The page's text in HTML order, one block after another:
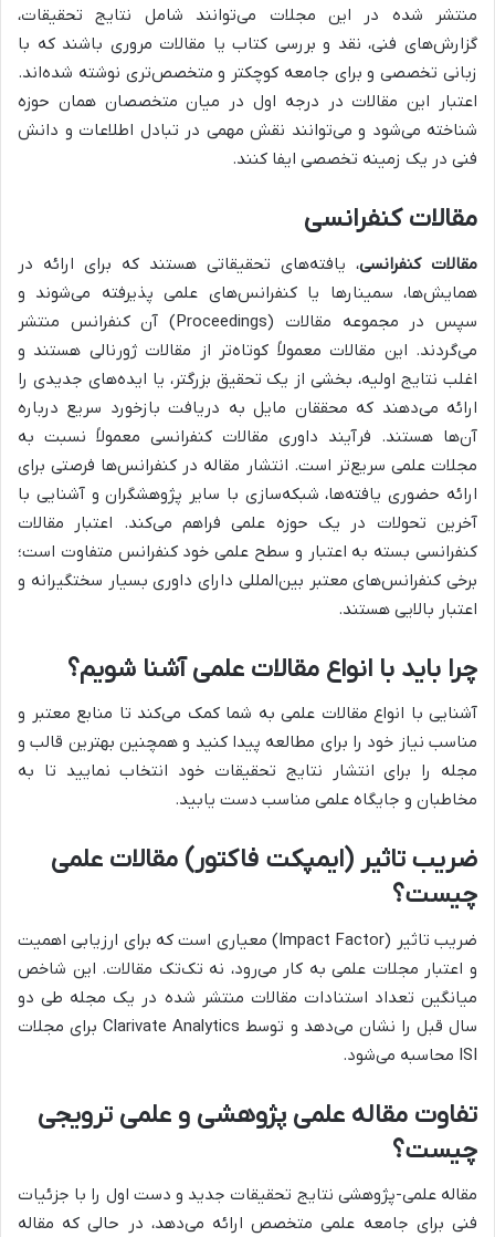
منتشر شده در این مجلات می‌توانند شامل نتایج تحقیقات،
گزارش‌های فنی، نقد و بررسی کتاب یا مقالات مروری باشند که با
زبانی تخصصی و برای جامعه کوچکتر و متخصص‌تری نوشته شده‌اند.
اعتبار این مقالات در درجه اول در میان متخصصان همان حوزه
شناخته می‌شود و می‌توانند نقش مهمی در تبادل اطلاعات و دانش
فنی در یک زمینه تخصصی ایفا کنند.
مقالات کنفرانسی
مقالات کنفرانسی، یافته‌های تحقیقاتی هستند که برای ارائه در
همایش‌ها، سمینارها یا کنفرانس‌های علمی پذیرفته می‌شوند و
سپس در مجموعه مقالات (Proceedings) آن کنفرانس منتشر
می‌گردند. این مقالات معمولاً کوتاه‌تر از مقالات ژورنالی هستند و
اغلب نتایج اولیه، بخشی از یک تحقیق بزرگتر، یا ایده‌های جدیدی را
ارائه می‌دهند که محققان مایل به دریافت بازخورد سریع درباره
آن‌ها هستند. فرآیند داوری مقالات کنفرانسی معمولاً نسبت به
مجلات علمی سریع‌تر است. انتشار مقاله در کنفرانس‌ها فرصتی برای
ارائه حضوری یافته‌ها، شبکه‌سازی با سایر پژوهشگران و آشنایی با
آخرین تحولات در یک حوزه علمی فراهم می‌کند. اعتبار مقالات
کنفرانسی بسته به اعتبار و سطح علمی خود کنفرانس متفاوت است؛
برخی کنفرانس‌های معتبر بین‌المللی دارای داوری بسیار سختگیرانه و
اعتبار بالایی هستند.
چرا باید با انواع مقالات علمی آشنا شویم؟
آشنایی با انواع مقالات علمی به شما کمک می‌کند تا منابع معتبر و
مناسب نیاز خود را برای مطالعه پیدا کنید و همچنین بهترین قالب و
مجله را برای انتشار نتایج تحقیقات خود انتخاب نمایید تا به
مخاطبان و جایگاه علمی مناسب دست یابید.
ضریب تاثیر (ایمپکت فاکتور) مقالات علمی
چیست؟
ضریب تاثیر (Impact Factor) معیاری است که برای ارزیابی اهمیت
و اعتبار مجلات علمی به کار می‌رود، نه تک‌تک مقالات. این شاخص
میانگین تعداد استنادات مقالات منتشر شده در یک مجله طی دو
سال قبل را نشان می‌دهد و توسط Clarivate Analytics برای مجلات
ISI محاسبه می‌شود.
تفاوت مقاله علمی پژوهشی و علمی ترویجی
چیست؟
مقاله علمی-پژوهشی نتایج تحقیقات جدید و دست اول را با جزئیات
فنی برای جامعه علمی متخصص ارائه می‌دهد، در حالی که مقاله